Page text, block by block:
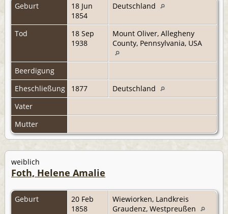
Geburt
18 Jun
1854
Deutschland
Tod
18 Sep
1938
Mount Oliver, Allegheny
County, Pennsylvania, USA
Beerdigung
Eheschließung
1877
Deutschland
Vater
Mutter
weiblich
Foth, Helene Amalie
Geburt
20 Feb
1858
Wiewiorken, Landkreis
Graudenz, Westpreußen